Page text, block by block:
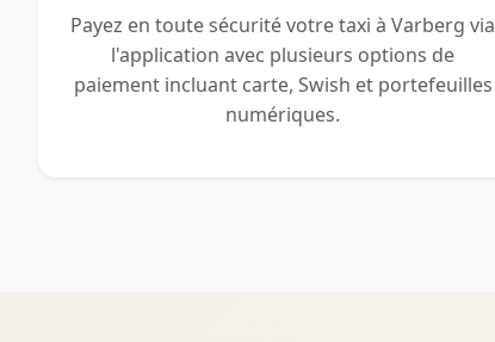
Payez en toute sécurité votre taxi à Varberg via
l'application avec plusieurs options de
paiement incluant carte, Swish et portefeuilles
numériques.